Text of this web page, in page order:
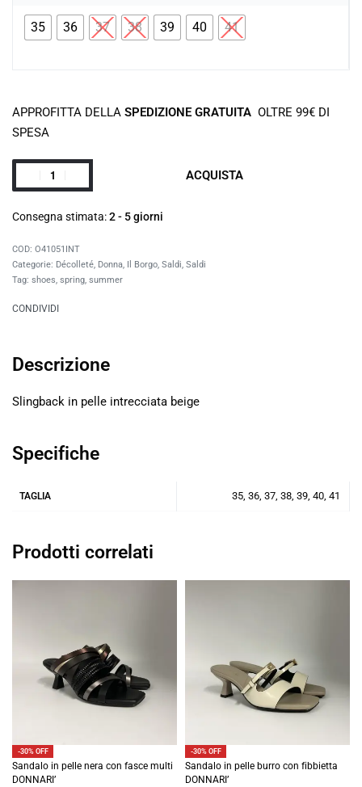
35 36 37 38 39 40 41
APPROFITTA DELLA SPEDIZIONE GRATUITA OLTRE 99€ DI
SPESA
ACQUISTA
Consegna stimata:2 - 5 giorni
O41051INT
Categorie: Décolleté, Donna, Il Borgo, Saldi, Saldi
Tag: shoes, spring, summer
CONDIVIDI
Descrizione
Slingback in pelle intrecciata beige
Specifiche
TAGLIA 35, 36, 37, 38, 39, 40, 41
Prodotti correlati
-30% OFF
Sandalo in pelle nera con fasce multi
DONNARI’
-30% OFF
Sandalo in pelle burro con fibbietta
DONNARI’